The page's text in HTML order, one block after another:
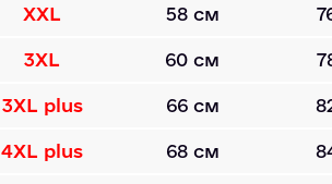
XXL 58 см
3XL 60 см
3XL plus 66 см
4XL plus 68 см